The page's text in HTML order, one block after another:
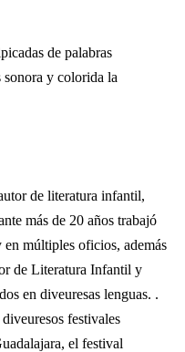
de palabras
sonora y colorida la
de literatura infantil,
más de 20 años trabajó
múltiples oficios, además
de Literatura Infantil y
en diveuresas lenguas. .
festivales
el festival